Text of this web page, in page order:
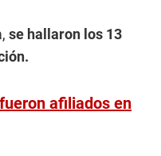
se hallaron los 13
afiliados en